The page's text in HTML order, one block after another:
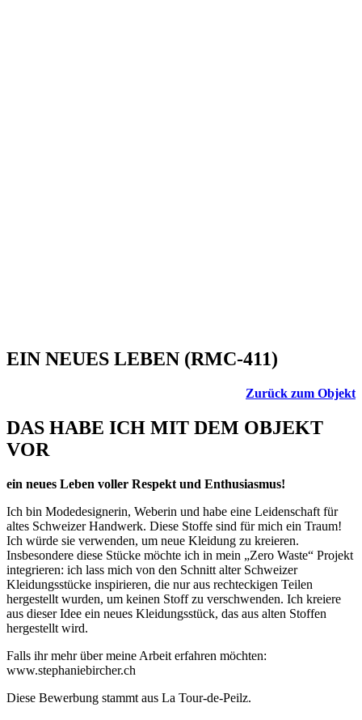
EIN NEUES LEBEN (RMC-411)
Zurück zum Objekt
DAS HABE ICH MIT DEM OBJEKT
VOR
ein neues Leben voller Respekt und Enthusiasmus!
Ich bin Modedesignerin, Weberin und habe eine Leidenschaft für
altes Schweizer Handwerk. Diese Stoffe sind für mich ein Traum!
Ich würde sie verwenden, um neue Kleidung zu kreieren.
Insbesondere diese Stücke möchte ich in mein „Zero Waste“ Projekt
integrieren: ich lass mich von den Schnitt alter Schweizer
Kleidungsstücke inspirieren, die nur aus rechteckigen Teilen
hergestellt wurden, um keinen Stoff zu verschwenden. Ich kreiere
aus dieser Idee ein neues Kleidungsstück, das aus alten Stoffen
hergestellt wird.
Falls ihr mehr über meine Arbeit erfahren möchten:
www.stephaniebircher.ch
Diese Bewerbung stammt aus La Tour-de-Peilz.